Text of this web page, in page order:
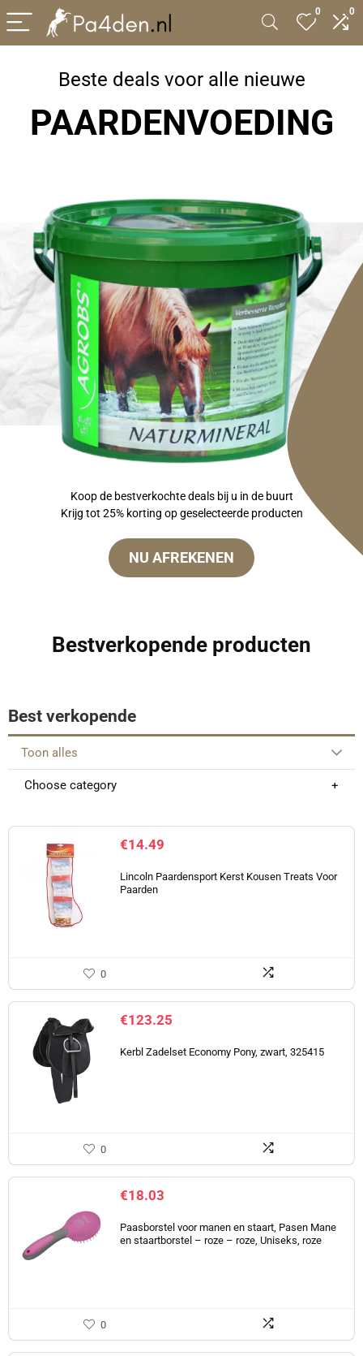
0 0
Beste deals voor alle nieuwe
PAARDENVOEDING
Koop de bestverkochte deals bij u in de buurt
Krijg tot 25% korting op geselecteerde producten
NU AFREKENEN
Bestverkopende producten
Best verkopende
Toon alles
Choose category
€14.49
Lincoln Paardensport Kerst Kousen Treats Voor
Paarden
0
€123.25
Kerbl Zadelset Economy Pony, zwart, 325415
0
€18.03
Paasborstel voor manen en staart, Pasen Mane
en staartborstel – roze – roze, Uniseks, roze
0